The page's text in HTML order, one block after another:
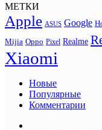
МЕТКИ
Apple ASUS Google
Mijia Oppo Pixel Realme
Xiaomi
Новые
Популярные
Комментарии